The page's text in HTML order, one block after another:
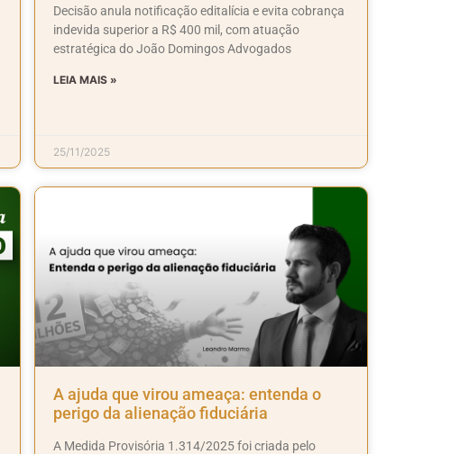
Decisão anula notificação editalícia e evita cobrança
indevida superior a R$ 400 mil, com atuação
estratégica do João Domingos Advogados
LEIA MAIS »
25/11/2025
A ajuda que virou ameaça: entenda o
perigo da alienação fiduciária
A Medida Provisória 1.314/2025 foi criada pelo